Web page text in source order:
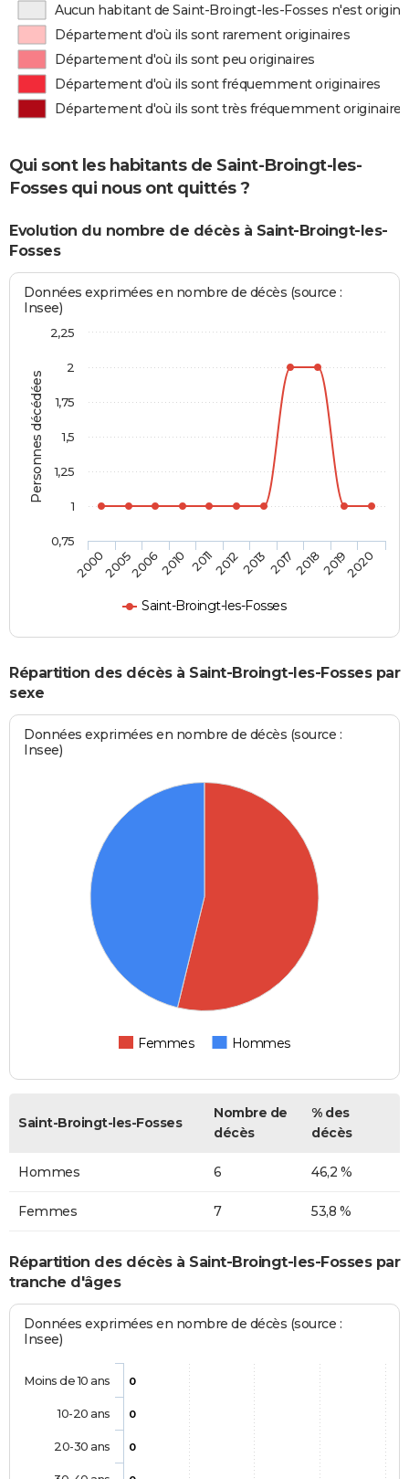
Aucun habitant de Saint-Broingt-les-Fosses n'est
Département d'où ils sont rarement originaires
Département d'où ils sont peu originaires
Département d'où ils sont fréquemment originaires
Département d'où ils sont très fréquemment originaires
Qui sont les habitants de Saint-Broingt-les-
Fosses qui nous ont quittés ?
Evolution du nombre de décès à Saint-Broingt-les-
Fosses
Personnes décédées
Données exprimées en nombre de décès (source :
Insee)
Saint-Broingt-les-Fosses
2000200520062010 2011201220132017201820192020
0,75
1
1,25
1,5
1,75
2
2,25
Répartition des décès à Saint-Broingt-les-Fosses par
sexe
Données exprimées en nombre de décès (source :
Insee)
Femmes Hommes
Saint-Broingt-les-Fosses
Nombre de
décès
% des
décès
Hommes 6 46,2 %
Femmes 7 53,8 %
Répartition des décès à Saint-Broingt-les-Fosses par
tranche d'âges
Données exprimées en nombre de décès (source :
Insee)
0
0
0
Moins de 10 ans
10-20 ans
20-30 ans